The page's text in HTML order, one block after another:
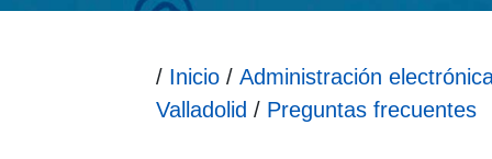
Ruta hasta la información
/ Inicio / Administración
Valladolid / Preguntas frecuentes